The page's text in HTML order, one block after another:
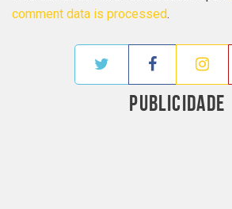
comment data is processed.
PUBLICIDADE